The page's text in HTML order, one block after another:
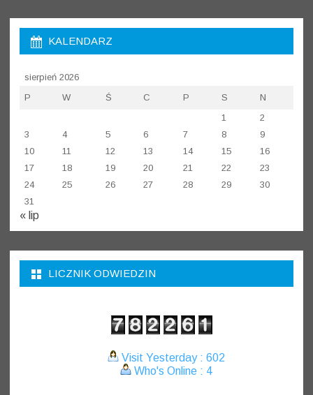
KALENDARZ
sierpień 2026
P
W Ś C P S
N
1
2
3
4 5 6 7 8
9
10
11 12 13 14 15
16
17
18 19 20 21 22
23
24
25 26 27 28 29
30
31
« lip
LICZNIK ODWIEDZIN
Visit Yesterday : 602
Who's Online : 4